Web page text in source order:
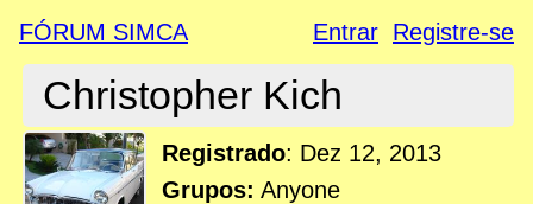
FÓRUM SIMCA Entrar Registre-se
Christopher Kich
Registrado: Dez 12, 2013
Grupos: Anyone